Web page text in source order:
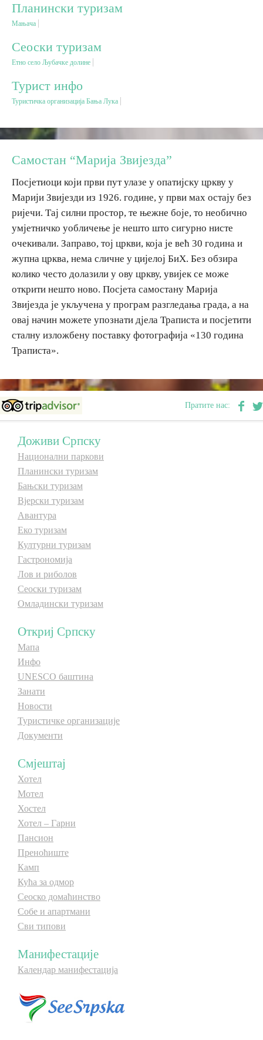
Дестинације
Списак дестинација
Мапа дестинација
Смјештај
Мултимедија
Фото
Видео
E-Brochure
Откриј Српску
Планински туризам
Мањача
Сеоски туризам
Етно село Љубачке долине
Турист инфо
Туристичка организација Бања Лука
Самостан “Марија Звијезда”
Посјетиоци који први пут улазе у опатијску цркву у
Марији Звијезди из 1926. године, у први мах остају без
ријечи. Тај силни простор, те њежне боје, то необично
умјетничко уобличење је нешто што сигурно нисте
очекивали. Заправо, тој цркви, која је већ 30 година и
жупна црква, нема сличне у цијелој БиХ. Без обзира
колико често долазили у ову цркву, увијек се може
открити нешто ново. Посјета самостану Марија
Звијезда је укључена у програм разгледања града, а на
овај начин можете упознати дјела Траписта и посјетити
сталну изложбену поставку фотографија «130 година
Траписта».
Пратите нас:
Доживи Српску
Национални паркови
Планински туризам
Бањски туризам
Вјерски туризам
Авантура
Еко туризам
Културни туризам
Гастрономија
Лов и риболов
Сеоски туризам
Омладински туризам
Откриј Српску
Мапа
Инфо
UNESCO баштина
Занати
Новости
Туристичке организације
Документи
Смјештај
Хотел
Мотел
Хостел
Хотел – Гарни
Пансион
Преноћиште
Камп
Кућа за одмор
Сеоско домаћинство
Собе и апартмани
Сви типови
Манифестације
Календар манифестација